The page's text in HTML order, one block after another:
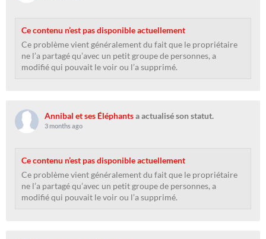
Ce contenu n’est pas disponible actuellement
Ce problème vient généralement du fait que le propriétaire
ne l’a partagé qu’avec un petit groupe de personnes, a
modifié qui pouvait le voir ou l’a supprimé.
Annibal et ses Éléphantsa actualisé son statut.
3 months ago
Ce contenu n’est pas disponible actuellement
Ce problème vient généralement du fait que le propriétaire
ne l’a partagé qu’avec un petit groupe de personnes, a
modifié qui pouvait le voir ou l’a supprimé.